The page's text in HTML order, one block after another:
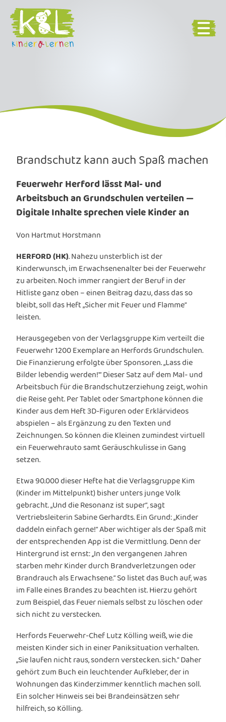
Brandschutz kann auch Spaß machen
Feuerwehr Herford lässt Mal- und
Arbeitsbuch an Grundschulen verteilen —
Digitale Inhalte sprechen viele Kinder an
Von Hartmut Horstmann
HERFORD (HK). Nahezu unsterblich ist der
Kinderwunsch, im Erwachsenenalter bei der Feuerwehr
zu arbeiten. Noch immer rangiert der Beruf in der
Hitliste ganz oben – einen Beitrag dazu, dass das so
bleibt, soll das Heft „Sicher mit Feuer und Flamme“
leisten.
Herausgegeben von der Verlagsgruppe Kim verteilt die
Feuerwehr 1200 Exemplare an Herfords Grundschulen.
Die Finanzierung erfolgte über Sponsoren. „Lass die
Bilder lebendig werden!'“ Dieser Satz auf dem Mal- und
Arbeitsbuch für die Brandschutzerziehung zeigt, wohin
die Reise geht. Per Tablet oder Smartphone können die
Kinder aus dem Heft 3D-Figuren oder Erklärvideos
abspielen – als Ergänzung zu den Texten und
Zeichnungen. So können die Kleinen zumindest virtuell
ein Feuerwehrauto samt Geräuschkulisse in Gang
setzen.
Etwa 90.000 dieser Hefte hat die Verlagsgruppe Kim
(Kinder im Mittelpunkt) bisher unters junge Volk
gebracht. „Und die Resonanz ist super“, sagt
Vertriebsleiterin Sabine Gerhardts. Ein Grund: „Kinder
daddeln einfach gerne!“ Aber wichtiger als der Spaß mit
der entsprechenden App ist die Vermittlung. Denn der
Hintergrund ist ernst: ,,In den vergangenen Jahren
starben mehr Kinder durch Brandverletzungen oder
Brandrauch als Erwachsene.“ So listet das Buch auf, was
im Falle eines Brandes zu beachten ist. Hierzu gehört
zum Beispiel, das Feuer niemals selbst zu löschen oder
sich nicht zu verstecken.
Herfords Feuerwehr-Chef Lutz Kölling weiß, wie die
meisten Kinder sich in einer Paniksituation verhalten.
„Sie laufen nicht raus, sondern verstecken. sich.“ Daher
gehört zum Buch ein leuchtender Aufkleber, der in
Wohnungen das Kinderzimmer kenntlich machen soll.
Ein solcher Hinweis sei bei Brandeinsätzen sehr
hilfreich, so Kölling.